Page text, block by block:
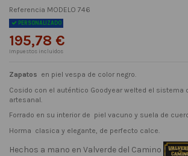
Referencia MODELO 746
PERSONALIZADO
195,78 €
Impuestos incluidos
Zapatos en piel vespa de color negro.
Cosido con el auténtico Goodyear welted el sistema
artesanal.
Forrado en su interior de piel vacuno y suela de
Horma clasica y elegante, de perfecto calce.
Hechos a mano en Valverde del Camino